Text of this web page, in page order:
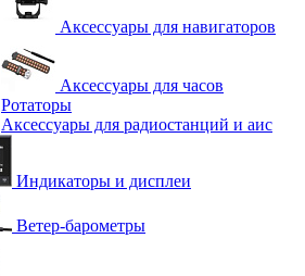
Аксессуары для навигаторов
Аксессуары для часов
Ротаторы
Аксессуары для радиостанций и аис
Индикаторы и дисплеи
Ветер-барометры